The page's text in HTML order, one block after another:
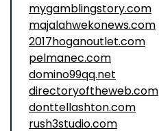
mygamblingstory.com
majalahwekonews.com
2017hoganoutlet.com
pelmanec.com
domino99qq.net
directoryoftheweb.com
donttellashton.com
rush3studio.com